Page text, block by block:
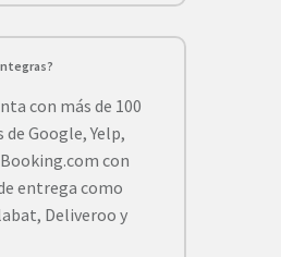
con más de 100
Google, Yelp,
con
entrega como
Deliveroo y